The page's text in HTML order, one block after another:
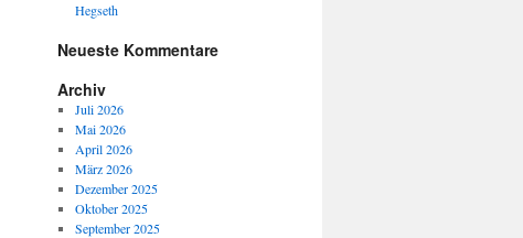
Hegseth
Neueste Kommentare
Archiv
Juli 2026
Mai 2026
April 2026
März 2026
Dezember 2025
Oktober 2025
September 2025